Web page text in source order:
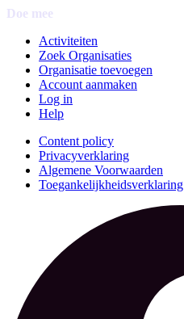
Doe mee
Activiteiten
Zoek Organisaties
Organisatie toevoegen
Account aanmaken
Log in
Help
Content policy
Privacyverklaring
Algemene Voorwaarden
Toegankelijkheidsverklaring